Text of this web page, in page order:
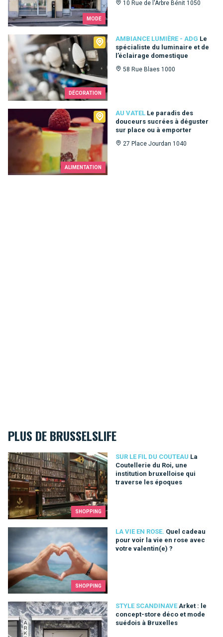
MODE
10 Rue de l'Arbre Bénit 1050
DÉCORATION
AMBIANCE LUMIÈRE - ADG Le
spécialiste du luminaire et de
l’éclairage domestique
58 Rue Blaes 1000
Ambiance Lumière - ADG
ALIMENTATION
AU VATEL Le paradis des
douceurs sucrées à déguster
sur place ou à emporter
27 Place Jourdan 1040
PLUS DE BRUSSELSLIFE
SHOPPING
SUR LE FIL DU COUTEAU La
Coutellerie du Roi, une
institution bruxelloise qui
traverse les époques
La Coutellerie du Roi, une institution bruxelloise qui traverse
SHOPPING
LA VIE EN ROSE. Quel cadeau
pour voir la vie en rose avec
votre valentin(e) ?
Quel cadeau pour voir la vie en rose avec votre valentin(e) ?
STYLE SCANDINAVE Arket : le
concept-store déco et mode
suédois à Bruxelles
Arket : le concept-store déco et mode suédois à Bruxelles